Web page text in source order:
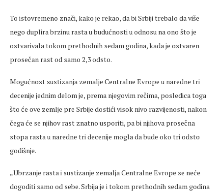
To istovremeno znači, kako je rekao, da bi Srbiji trebalo da više
nego duplira brzinu rasta u budućnosti u odnosu na ono što je
ostvarivala tokom prethodnih sedam godina, kada je ostvaren
prosečan rast od samo 2,3 odsto.
Mogućnost sustizanja zemalje Centralne Evrope u naredne tri
decenije jednim delom je, prema njegovim rečima, posledica toga
što će ove zemlje pre Srbije dostići visok nivo razvijenosti, nakon
čega će se njihov rast znatno usporiti, pa bi njihova prosečna
stopa rasta u naredne tri decenije mogla da bude oko tri odsto
godišnje.
„Ubrzanje rasta i sustizanje zemalja Centralne Evrope se neće
dogoditi samo od sebe. Srbija je i tokom prethodnih sedam godina